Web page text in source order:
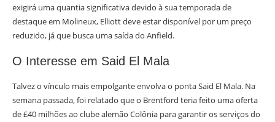
exigirá uma quantia significativa devido à sua temporada de
destaque em Molineux, Elliott deve estar disponível por um preço
reduzido, já que busca uma saída do Anfield.
O Interesse em Said El Mala
Talvez o vínculo mais empolgante envolva o ponta Said El Mala. Na
semana passada, foi relatado que o Brentford teria feito uma oferta
de £40 milhões ao clube alemão Colônia para garantir os serviços do